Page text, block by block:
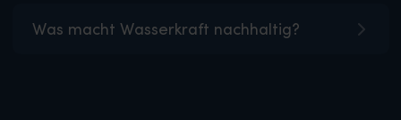
Was macht Wasserkraft nachhaltig?